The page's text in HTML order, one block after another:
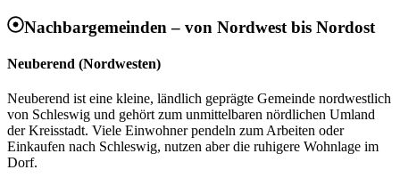
Nachbargemeinden – von Nordwest bis Nordost
Neuberend (Nordwesten)
Neuberend ist eine kleine, ländlich geprägte Gemeinde nordwestlich
von Schleswig und gehört zum unmittelbaren nördlichen Umland
der Kreisstadt. Viele Einwohner pendeln zum Arbeiten oder
Einkaufen nach Schleswig, nutzen aber die ruhigere Wohnlage im
Dorf.